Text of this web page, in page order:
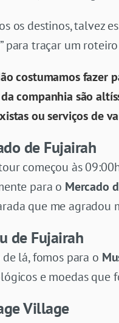
os destinos, talvez
para traçar um
costumamos fazer
companhia são
ou serviços de
de Fujairah
começou às
para o Mercado
que me agradou
de Fujairah
lá, fomos para o
e moedas que
Village